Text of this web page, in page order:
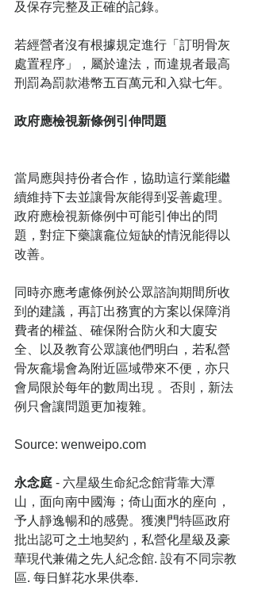
及保存完整及正確的記錄。
若經營者沒有根據規定進行「訂明骨灰
處置程序」，屬於違法，而違規者最高
刑罰為罰款港幣五百萬元和入獄七年。
政府應檢視新條例引伸問題
當局應與持份者合作，協助這行業能繼
續維持下去並讓骨灰能得到妥善處理。
政府應檢視新條例中可能引伸出的問
題，對症下藥讓龕位短缺的情況能得以
改善。
同時亦應考慮條例於公眾諮詢期間所收
到的建議，再訂出務實的方案以保障消
費者的權益、確保附合防火和大廈安
全、以及教育公眾讓他們明白，若私營
骨灰龕場會為附近區域帶來不便，亦只
會局限於每年的數周出現 。否則，新法
例只會讓問題更加複雜。
Source: wenweipo.com
永念庭 - 六星級生命紀念館背靠大潭
山，面向南中國海；倚山面水的座向，
予人靜逸暢和的感覺。獲澳門特區政府
批出認可之土地契約，私營化星級及豪
華現代兼備之先人紀念館. 設有不同宗教
區. 每日鮮花水果供奉.